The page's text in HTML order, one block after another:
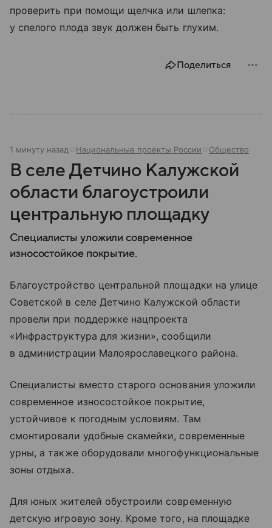
проверить при помощи щелчка или шлепка:
у спелого плода звук должен быть глухим. ​
Поделиться
1 минуту назад Национальные проекты России Общество
В селе Детчино Калужской
области благоустроили
центральную площадку
Специалисты уложили современное
износостойкое покрытие.
Благоустройство центральной площадки на улице
Советской в селе Детчино Калужской области
провели при поддержке нацпроекта
«Инфраструктура для жизни», сообщили
в администрации Малоярославецкого района.
Специалисты вместо старого основания уложили
современное износостойкое покрытие,
устойчивое к погодным условиям. Там
смонтировали удобные скамейки, современные
урны, а также оборудовали многофункциональные
зоны отдыха.
Для юных жителей обустроили современную
детскую игровую зону. Кроме того, на площадке